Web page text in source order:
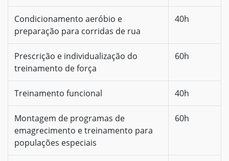
Condicionamento aeróbio e
preparação para corridas de rua
40h
Prescrição e individualização do
treinamento de força
60h
Treinamento funcional 40h
Montagem de programas de
emagrecimento e treinamento para
populações especiais
60h